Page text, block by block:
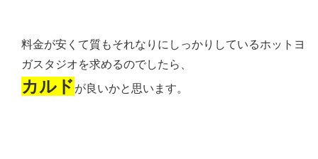
料金が安くて質もそれなりにしっかりしているホットヨ
ガスタジオを求めるのでしたら、
カルド が良いかと思います。